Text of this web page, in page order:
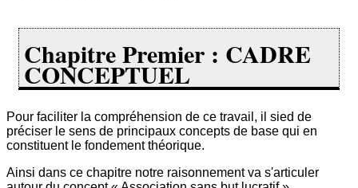
Chapitre Premier : CADRE
CONCEPTUEL
Pour faciliter la compréhension de ce travail, il sied de
préciser le sens de principaux concepts de base qui en
constituent le fondement théorique.
Ainsi dans ce chapitre notre raisonnement va s'articuler